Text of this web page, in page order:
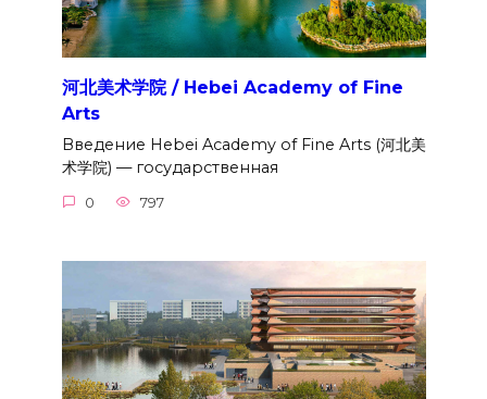
河北美术学院 / Hebei Academy of Fine
Arts
Введение Hebei Academy of Fine Arts (河北美
术学院) — государственная
0 797